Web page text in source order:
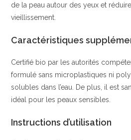
de la peau autour des yeux et
vieillissement.
Caractéristiques
Certifié bio par les autorités
formulé sans microplastiques ni
solubles dans l’eau. De plus, il est
idéal pour les peaux sensibles.
Instructions d’utilisation